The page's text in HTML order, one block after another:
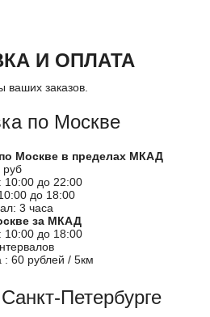
И ОПЛАТА
ваших заказов.
по Москве
Москве в пределах МКАД
руб
10:00 до 22:00
до 18:00
3 часа
за МКАД
10:00 до 18:00
: 60 рублей / 5км
Петербурге